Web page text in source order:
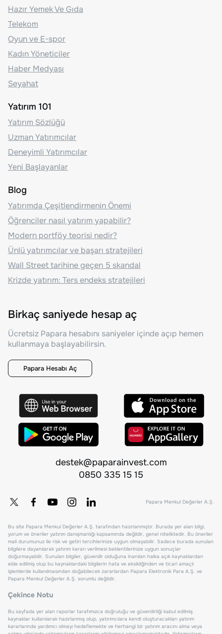
Hazır Yemek Ve Gıda
Telekom
Oyun ve E-spor
Kadın Yöneticiler
Haber Medyası
Seyahat
Yatırım 101
Yatırım Sözlüğü
Uzman Yatırımcılar
Deneyimli Yatırımcılar
Yeni Başlayanlar
Blog
Yatırımda Çeşitlendirmenin Önemi
Öğrenciler nasıl yatırım yapabilir?
Modern portföy teorisi nedir?
Ünlü yatırımcılar ve başarı stratejileri
Wall Street tarihine geçen 5 skandal
Krizde yatırım: Ters endeks stratejileri
Birkaç saniyede hesap aç
Ücretsiz Papara hesabını saniyeler içinde açıp hemen
kullanmaya başlayabilirsin.
Papara Hesabı Aç
destek@paparainvest.com
0850 335 15 15
Papara Menkul Değerler A.Ş.
Bu site Papara Menkul Değerler A.Ş. tarafından hazırlanmıştır. Burada yer alan bilgi,
yorum ve öneriler yatırım danışmanlığı kapsamında değildir, genel niteliktedir. Bu öneriler
mali durumunuz ile risk ve getiri tercihlerinize uygun olmayabilir. Sadece burada sunulan
bilgilere dayanılarak yatırım kararı verilmesi beklentilerinize uygun sonuçlar
doğurmayabilir. Sunulan bilgiler, güvenilir olduğuna inanılan halka açık kaynaklardan
elde edilmiş olup bu kaynaklardaki bilgilerin hata ve eksikliğinden ve ticari amaçlı
işlemlerde kullanılmasından doğabilecek zararlardan Papara Elektronik Para A.Ş. ve
Papara Menkul Değerler A.Ş. sorumlu değildir.
Çekince Notu
Bu sayfada yer alan raporlar tarafımızca doğruluğu ve güvenilirliği kabul edilmiş
kaynaklar kullanılarak hazırlanmış olup, yatırımcılara kendi oluşturacakları yatırım
kararlarında yardımcı olmayı hedeflemekte ve herhangi bir yatırım aracını alma veya